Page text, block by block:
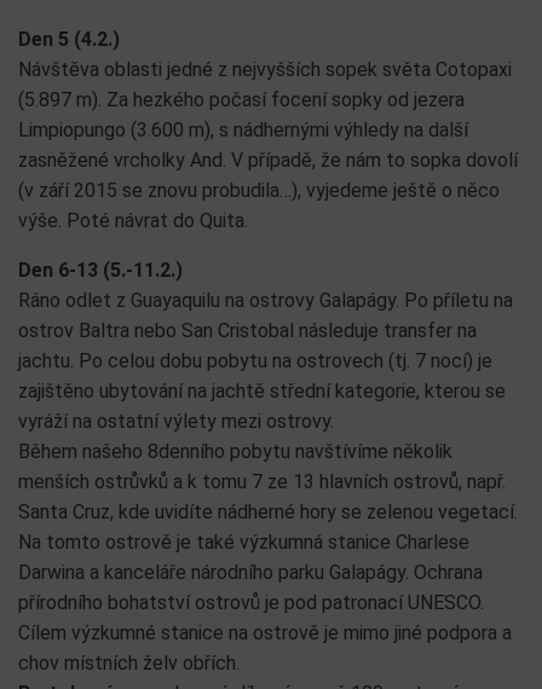
Den 5 (4.2.)
Návštěva oblasti jedné z nejvyšších sopek světa Cotopaxi
(5.897 m). Za hezkého počasí focení sopky od jezera
Limpiopungo (3.600 m), s nádhernými výhledy na další
zasněžené vrcholky And. V případě, že nám to sopka dovolí
(v září 2015 se znovu probudila…), vyjedeme ještě o něco
výše. Poté návrat do Quita.
Den 6-13 (5.-11.2.)
Ráno odlet z Guayaquilu na ostrovy Galapágy. Po příletu na
ostrov Baltra nebo San Cristobal následuje transfer na
jachtu. Po celou dobu pobytu na ostrovech (tj. 7 nocí) je
zajištěno ubytování na jachtě střední kategorie, kterou se
vyráží na ostatní výlety mezi ostrovy.
Během našeho 8denního pobytu navštívíme několik
menších ostrůvků a k tomu 7 ze 13 hlavních ostrovů, např.
Santa Cruz, kde uvidíte nádherné hory se zelenou vegetací.
Na tomto ostrově je také výzkumná stanice Charlese
Darwina a kanceláře národního parku Galapágy. Ochrana
přírodního bohatství ostrovů je pod patronací UNESCO.
Cílem výzkumné stanice na ostrově je mimo jiné podpora a
chov místních želv obřích.